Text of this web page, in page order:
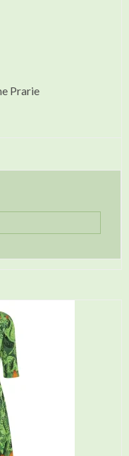
Prarie